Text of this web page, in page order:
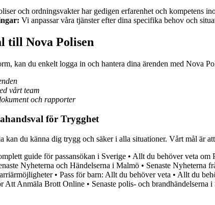
och ordningsvakter har gedigen erfarenhet och kompetens
Vi anpassar våra tjänster efter dina specifika behov och
till Nova Polisen
kan du enkelt logga in och hantera dina ärenden med Nova
vårt team
och rapporter
för Trygghet
kan du känna dig trygg och säker i alla situationer. Vårt mål är
guide för passansökan i Sverige • Allt du behöver veta om
Nyheterna och Händelserna i Malmö • Senaste Nyheterna
• Pass för barn: Allt du behöver veta • Allt du
Att Anmäla Brott Online • Senaste polis- och brandhändelserna